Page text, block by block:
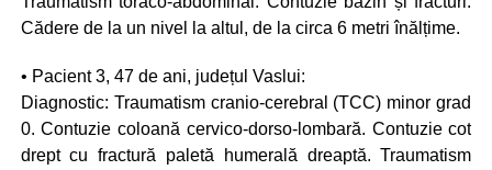
Cădere de la un nivel la altul, de la circa 6 metri înălțime.
• Pacient 3, 47 de ani, județul Vaslui:
Diagnostic: Traumatism cranio-cerebral (TCC) minor grad
0. Contuzie coloană cervico-dorso-lombară. Contuzie cot
drept cu fractură paletă humerală dreaptă. Traumatism